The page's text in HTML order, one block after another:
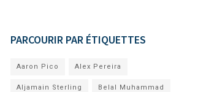
PARCOURIR PAR ÉTIQUETTES
Aaron Pico Alex Pereira
Aljamain Sterling Belal Muhammad